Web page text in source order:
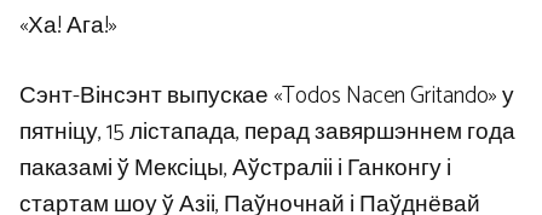
«Ха! Ага!»
Сэнт-Вінсэнт выпускае «Todos Nacen Gritando» у
пятніцу, 15 лістапада, перад завяршэннем года
паказамі ў Мексіцы, Аўстраліі і Ганконгу і
стартам шоу ў Азіі, Паўночнай і Паўднёвай